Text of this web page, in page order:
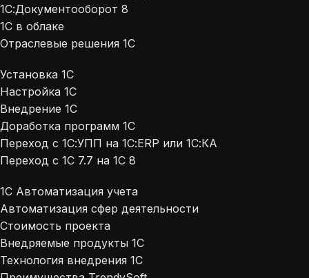
1С:Документооборот 8
1С в облаке
Отраслевые решения 1С
Установка 1С
Настройка 1С
Внедрение 1С
Доработка программ 1С
Переход с 1С:УПП на 1С:ERP или 1С:КА
Переход с 1С 7.7 на 1С 8
1С Автоматизация учета
Автоматизация сфер деятельности
Стоимость проекта
Внедряемые продукты 1С
Технология внедрения 1С